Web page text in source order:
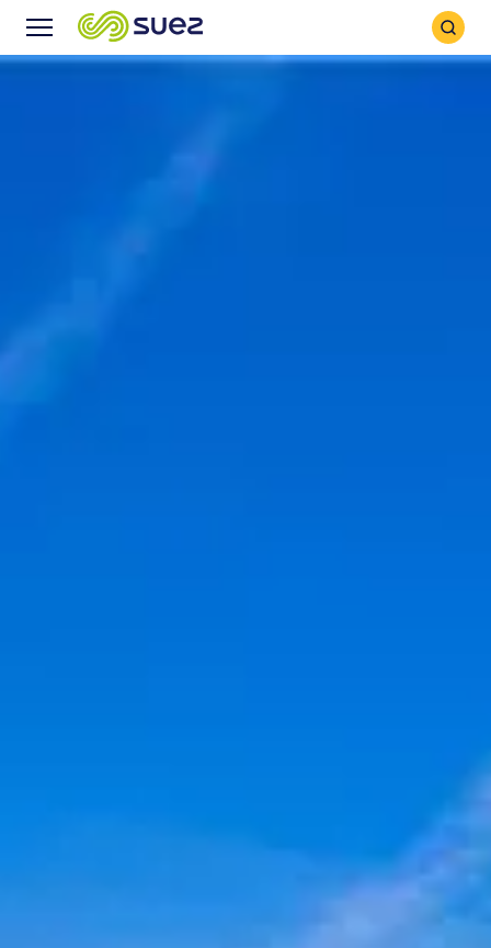
Icône
Icône